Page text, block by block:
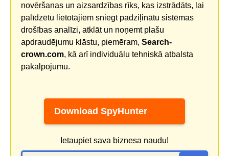
novēršanas un aizsardzības rīks, kas izstrādāts, lai
palīdzētu lietotājiem sniegt padziļinātu sistēmas
drošības analīzi, atklāt un noņemt plašu
apdraudējumu klāstu, piemēram, Search-
crown.com, kā arī individuālu tehniskā atbalsta
pakalpojumu.
Download SpyHunter
Ietaupiet sava biznesa naudu!